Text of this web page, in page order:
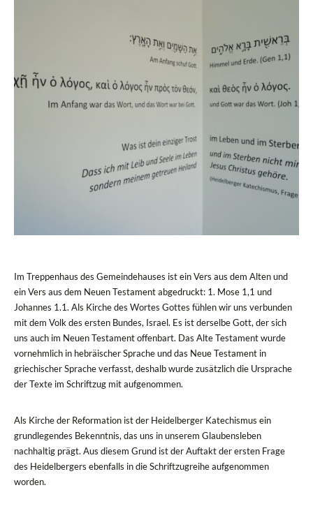
Im Treppenhaus des Gemeindehauses ist ein Vers aus dem Alten und
ein Vers aus dem Neuen Testament abgedruckt: 1. Mose 1,1 und
Johannes 1.1. Als Kirche des Wortes Gottes fühlen wir uns verbunden
mit dem Volk des ersten Bundes, Israel. Es ist derselbe Gott, der sich
uns auch im Neuen Testament offenbart. Das Alte Testament wurde
vornehmlich in hebräischer Sprache und das Neue Testament in
griechischer Sprache verfasst, deshalb wurde zusätzlich die Ursprache
der Texte im Schriftzug mit aufgenommen.
Als Kirche der Reformation ist der Heidelberger Katechismus ein
grundlegendes Bekenntnis, das uns in unserem Glaubensleben
nachhaltig prägt. Aus diesem Grund ist der Auftakt der ersten Frage
des Heidelbergers ebenfalls in die Schriftzugreihe aufgenommen
worden.